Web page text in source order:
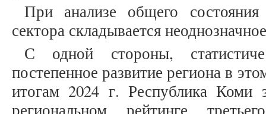
При анализе общего состояния
сектора складывается
С одной стороны,
постепенное развитие региона в
итогам 2024 г. Республика